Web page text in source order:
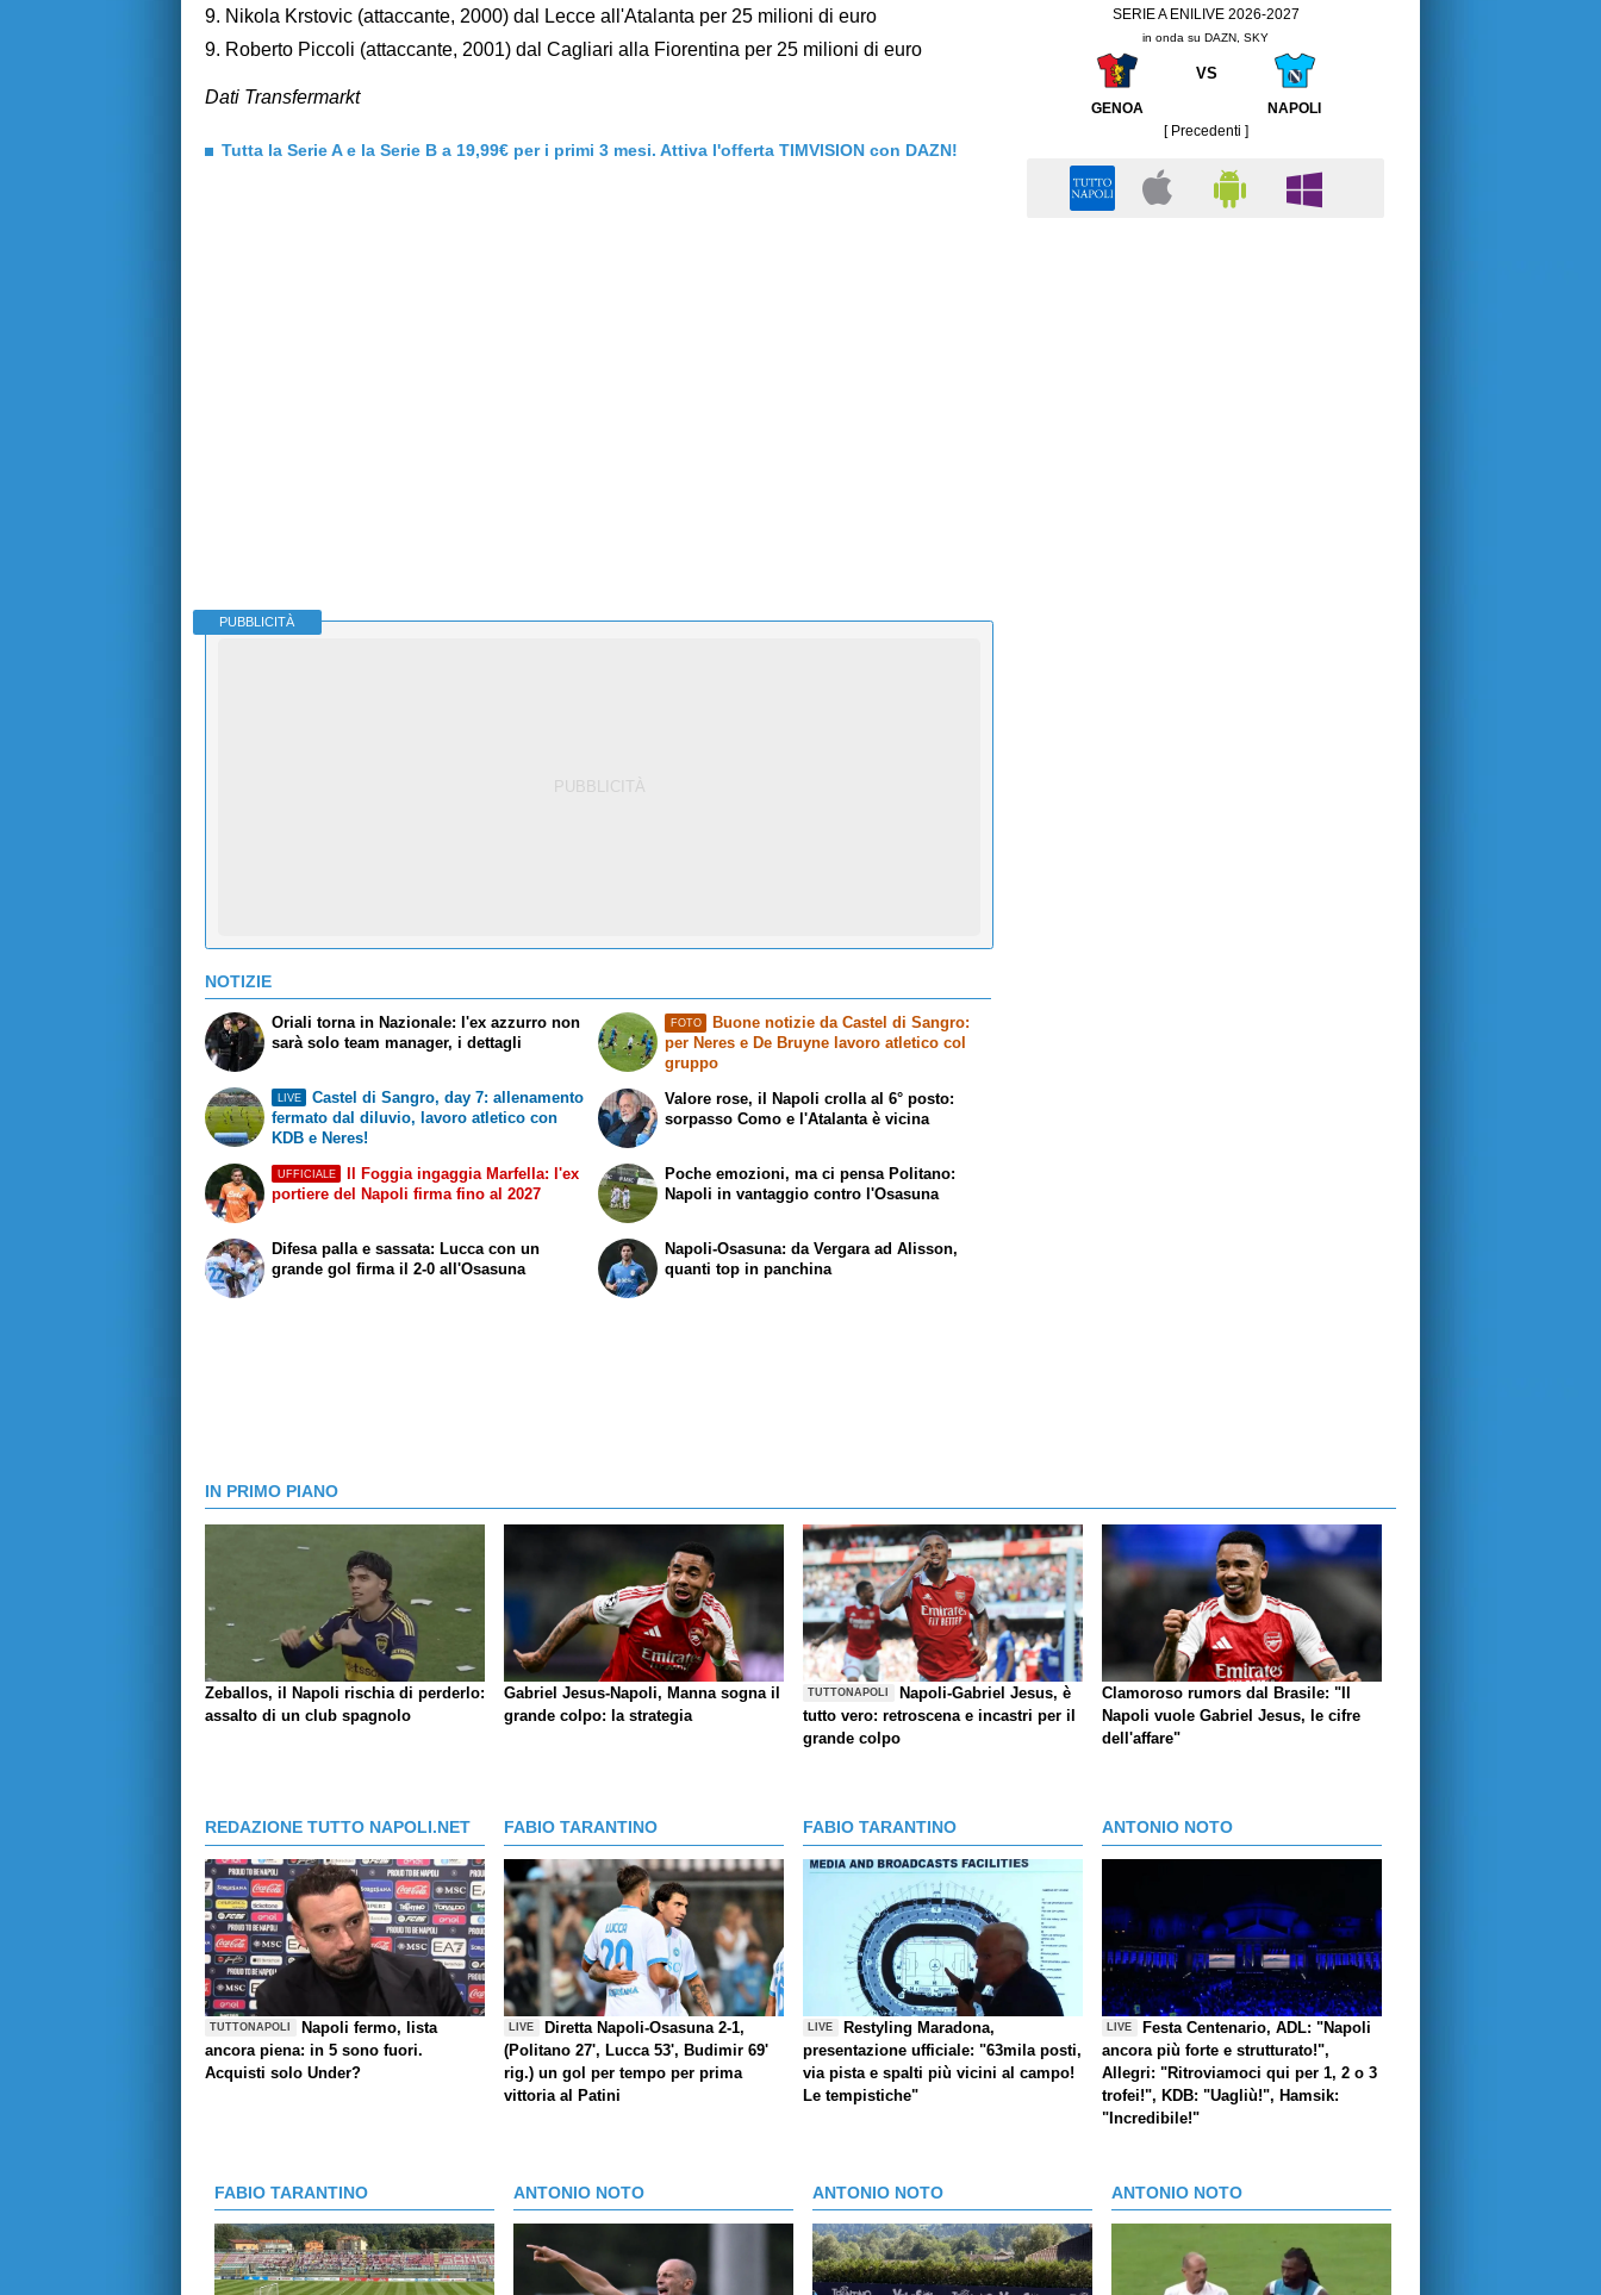
9. Nikola Krstovic (attaccante, 2000) dal Lecce all'Atalanta per 25 milioni di euro
9. Roberto Piccoli (attaccante, 2001) dal Cagliari alla Fiorentina per 25 milioni di euro
Dati Transfermarkt
Tutta la Serie A e la Serie B a 19,99€ per i primi 3 mesi. Attiva l'offerta TIMVISION con DAZN!
PUBBLICITÀ
NOTIZIE
Oriali torna in Nazionale: l'ex azzurro non
sarà solo team manager, i dettagli
LIVE
Castel di Sangro, day 7: allenamento
fermato dal diluvio, lavoro atletico con
KDB e Neres!
FOTO
Buone notizie da Castel di Sangro:
per Neres e De Bruyne lavoro atletico col
gruppo
Valore rose, il Napoli crolla al 6° posto:
sorpasso Como e l'Atalanta è vicina
UFFICIALE
Il Foggia ingaggia Marfella: l'ex
portiere del Napoli firma fino al 2027
Difesa palla e sassata: Lucca con un
grande gol firma il 2-0 all'Osasuna
Poche emozioni, ma ci pensa Politano:
Napoli in vantaggio contro l'Osasuna
Napoli-Osasuna: da Vergara ad Alisson,
quanti top in panchina
SERIE A ENILIVE 2026-2027
in onda su DAZN, SKY
VS
GENOA
NAPOLI
[ Precedenti ]
IN PRIMO PIANO
Zeballos, il Napoli rischia di perderlo:
assalto di un club spagnolo
Gabriel Jesus-Napoli, Manna sogna il
grande colpo: la strategia
TUTTONAPOLI
Napoli-Gabriel Jesus, è
tutto vero: retroscena e incastri per il
grande colpo
Clamoroso rumors dal Brasile: "Il
Napoli vuole Gabriel Jesus, le cifre
dell'affare"
REDAZIONE TUTTO NAPOLI.NET
TUTTONAPOLI
Napoli fermo, lista
ancora piena: in 5 sono fuori.
Acquisti solo Under?
FABIO TARANTINO
LIVE
Diretta Napoli-Osasuna 2-1,
(Politano 27', Lucca 53', Budimir 69'
rig.) un gol per tempo per prima
vittoria al Patini
FABIO TARANTINO
LIVE
Restyling Maradona,
presentazione ufficiale: "63mila posti,
via pista e spalti più vicini al campo!
Le tempistiche"
ANTONIO NOTO
LIVE
Festa Centenario, ADL: "Napoli
ancora più forte e strutturato!",
Allegri: "Ritroviamoci qui per 1, 2 o 3
trofei!", KDB: "Uagliù!", Hamsik:
"Incredibile!"
FABIO TARANTINO ANTONIO NOTO ANTONIO NOTO ANTONIO NOTO